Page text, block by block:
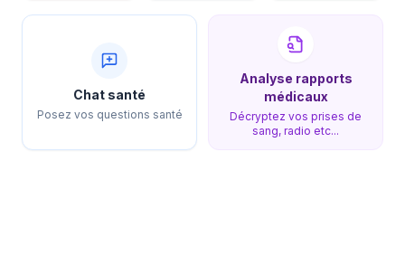
Chat santé
Posez vos questions santé
Analyse rapports
médicaux
Décryptez vos prises de
sang, radio etc...